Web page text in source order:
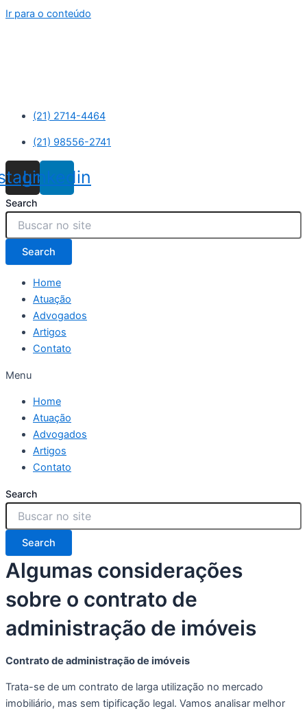
Ir para o conteúdo
(21) 2714-4464
(21) 98556-2741
Linkedin
Search
Search
Home
Atuação
Advogados
Artigos
Contato
Menu
Home
Atuação
Advogados
Artigos
Contato
Search
Search
Algumas considerações
sobre o contrato de
administração de imóveis
Contrato de administração de imóveis
Trata-se de um contrato de larga utilização no mercado
imobiliário, mas sem tipificação legal. Vamos analisar melhor